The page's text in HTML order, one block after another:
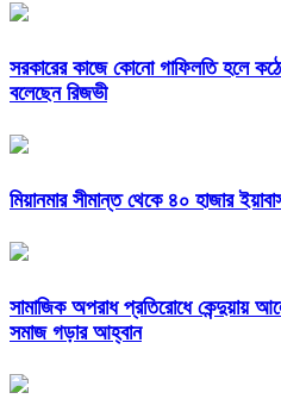
সরকারের কাজে কোনো গাফিলতি হলে
বলেছেন রিজভী
মিয়ানমার সীমান্ত থেকে ৪০ হাজার
সামাজিক অপরাধ প্রতিরোধে কেন্দুয়ায়
সমাজ গড়ার আহ্বান